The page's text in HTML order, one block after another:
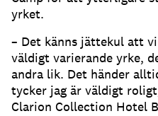
yrket.
– Det känns jättekul att
väldigt varierande yrke,
andra lik. Det händer
tycker jag är väldigt
Clarion Collection Hotel